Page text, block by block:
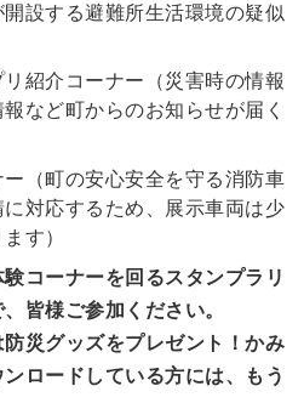
設する避難所生活環境の疑似
紹介コーナー（災害時の情報
など町からのお知らせが届く
（町の安心安全を守る消防車
対応するため、展示車両は少
す）
コーナーを回るスタンプラリ
皆様ご参加ください。
災グッズをプレゼント！かみ
ロードしている方には、もう